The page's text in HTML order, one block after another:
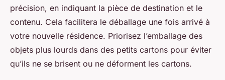
précision, en indiquant la pièce de destination et le
contenu. Cela facilitera le déballage une fois arrivé à
votre nouvelle résidence. Priorisez l’emballage des
objets plus lourds dans des petits cartons pour éviter
qu’ils ne se brisent ou ne déforment les cartons.